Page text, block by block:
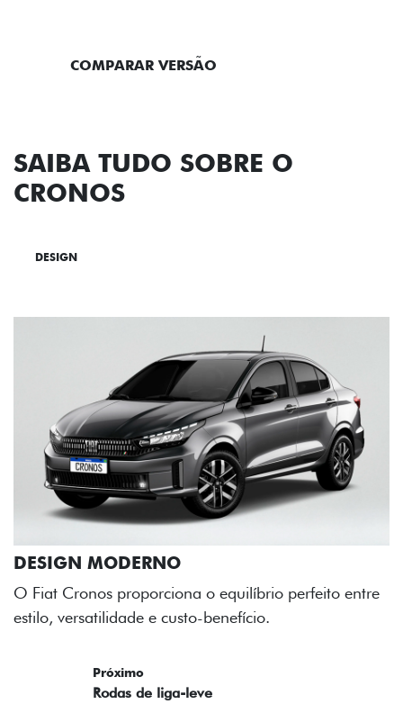
COMPARAR VERSÃO
SAIBA TUDO SOBRE O
CRONOS
DESIGN
o equilíbrio perfeito entre
benefício.